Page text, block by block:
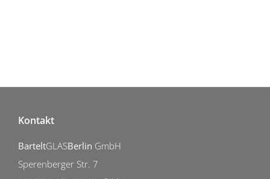
Kontakt
BarteltGLASBerlin GmbH
Sperenberger Str. 7